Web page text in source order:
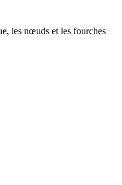
les nœuds et les fourches